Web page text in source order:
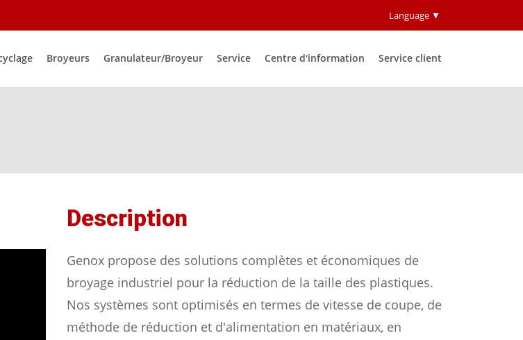
Language ▼
Broyeurs Granulateur/Broyeur Service Centre d'information Service client
Description
Genox propose des solutions complètes et économiques de
broyage industriel pour la réduction de la taille des plastiques.
Nos systèmes sont optimisés en termes de vitesse de coupe, de
méthode de réduction et d'alimentation en matériaux, en